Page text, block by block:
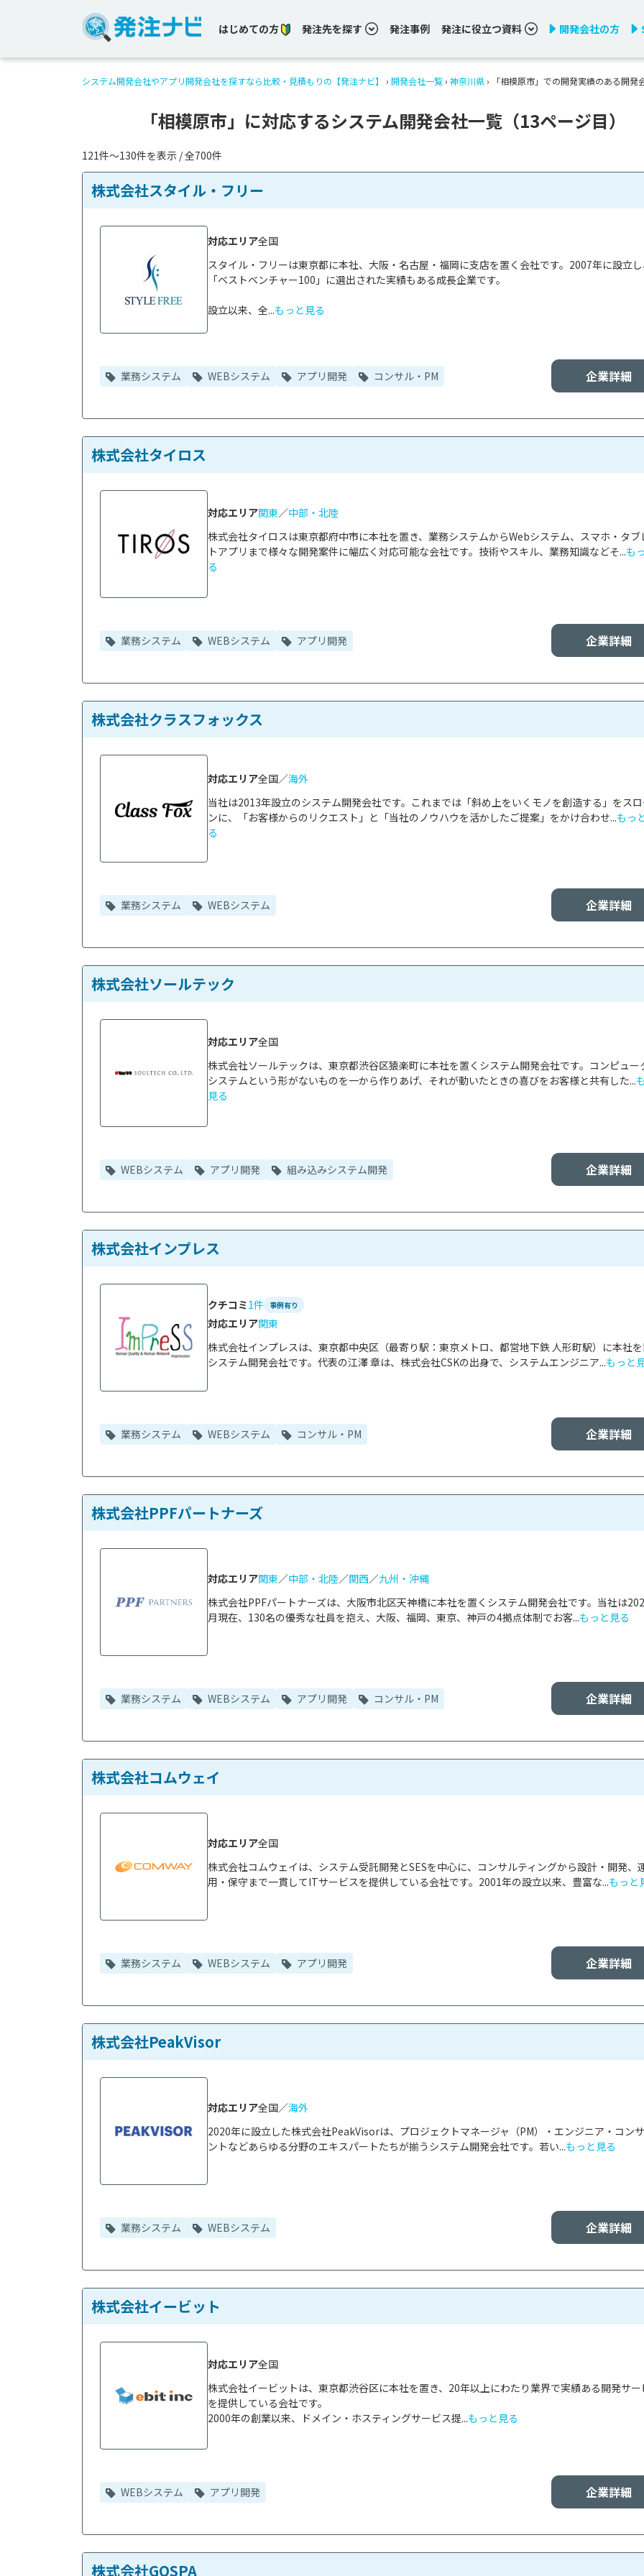
はじめての方 発注先を探す 発注事例 発注に役立つ資料 開発会社の方
システム開発会社やアプリ開発会社を探すなら比較・見積もりの【発注ナビ】 › 開発会社一覧 › 神奈川県 › 「相模原市」での開発実績のある開発
「相模原市」に対応するシステム開発会社一覧（13ページ目）
121件〜130件を表示 / 全700件
株式会社スタイル・フリー
スタイル・フリーは東京都に本社、大阪・名古屋・福岡に支店を置く会社です。2007年に設立
「ベストベンチャー100」に選出された実績もある成長企業です。
設立以来、全...もっと見る
対応エリア全国
企業詳細
業務システム WEBシステム アプリ開発 コンサル・PM
株式会社タイロス
株式会社タイロスは東京都府中市に本社を置き、業務システムからWebシステム、スマホ・タブ
トアプリまで様々な開発案件に幅広く対応可能な会社です。技術やスキル、業務知識などそ...も
る
対応エリア関東／中部・北陸
企業詳細
業務システム WEBシステム アプリ開発
株式会社クラスフォックス
当社は2013年設立のシステム開発会社です。これまでは「斜め上をいくモノを創造する」をス
ンに、「お客様からのリクエスト」と「当社のノウハウを活かしたご提案」をかけ合わせ...もっ
る
対応エリア全国／海外
企業詳細
業務システム WEBシステム
株式会社ソールテック
株式会社ソールテックは、東京都渋谷区猿楽町に本社を置くシステム開発会社です。コンピュー
システムという形がないものを一から作りあげ、それが動いたときの喜びをお客様と共有した...
見る
対応エリア全国
企業詳細
WEBシステム アプリ開発 組み込みシステム開発
株式会社インプレス
株式会社インプレスは、東京都中央区（最寄り駅：東京メトロ、都営地下鉄 人形町駅）に本社
システム開発会社です。代表の江澤 章は、株式会社CSKの出身で、システムエンジニア...もっと
クチコミ1件 事例有り
対応エリア関東
企業詳細
業務システム WEBシステム コンサル・PM
株式会社PPFパートナーズ
株式会社PPFパートナーズは、大阪市北区天神橋に本社を置くシステム開発会社です。当社は
月現在、130名の優秀な社員を抱え、大阪、福岡、東京、神戸の4拠点体制でお客...もっと見る
対応エリア関東／中部・北陸／関西／九州・沖縄
企業詳細
業務システム WEBシステム アプリ開発 コンサル・PM
株式会社コムウェイ
株式会社コムウェイは、システム受託開発とSESを中心に、コンサルティングから設計・開発、
用・保守まで一貫してITサービスを提供している会社です。2001年の設立以来、豊富な...もっと
対応エリア全国
企業詳細
業務システム WEBシステム アプリ開発
株式会社PeakVisor
2020年に設立した株式会社PeakVisorは、プロジェクトマネージャ（PM）・エンジニア・コン
ントなどあらゆる分野のエキスパートたちが揃うシステム開発会社です。若い...もっと見る
対応エリア全国／海外
企業詳細
業務システム WEBシステム
株式会社イービット
株式会社イービットは、東京都渋谷区に本社を置き、20年以上にわたり業界で実績ある開発サー
を提供している会社です。
2000年の創業以来、ドメイン・ホスティングサービス提...もっと見る
対応エリア全国
企業詳細
WEBシステム アプリ開発
株式会社GOSPA